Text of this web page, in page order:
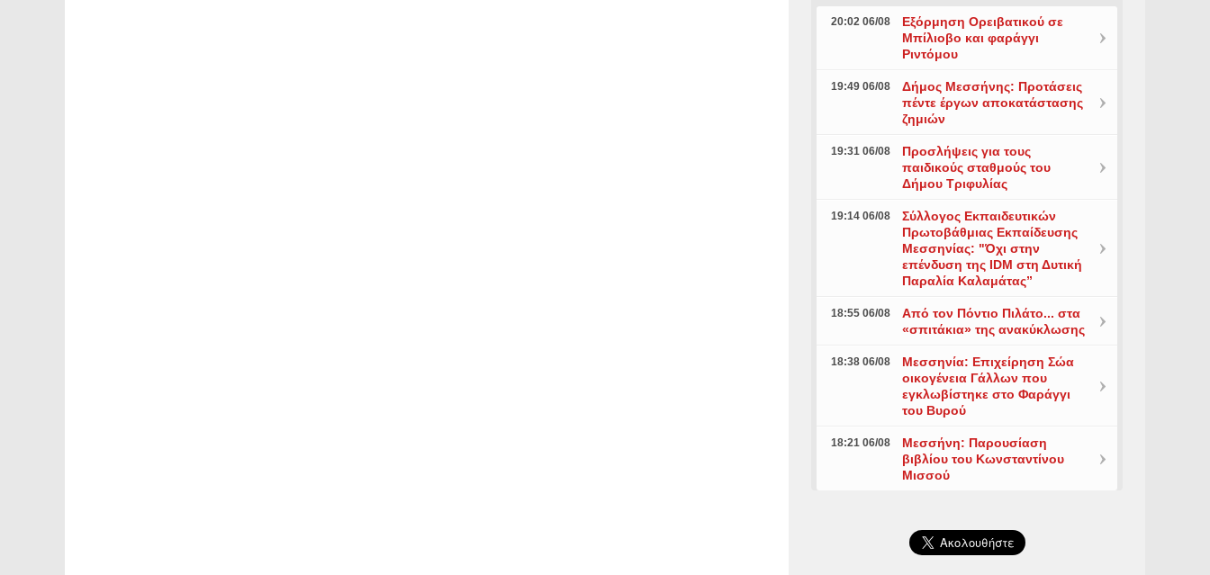
20:02 06/08
Εξόρμηση Ορειβατικού σε
Μπίλιοβο και φαράγγι
Ριντόμου
19:49 06/08
Δήμος Μεσσήνης: Προτάσεις
πέντε έργων αποκατάστασης
ζημιών
19:31 06/08
Προσλήψεις για τους
παιδικούς σταθμούς του
Δήμου Τριφυλίας
19:14 06/08
Σύλλογος Εκπαιδευτικών
Πρωτοβάθμιας Εκπαίδευσης
Μεσσηνίας: "Όχι στην
επένδυση της IDM στη Δυτική
Παραλία Καλαμάτας”
18:55 06/08
Από τον Πόντιο Πιλάτο... στα
«σπιτάκια» της ανακύκλωσης
18:38 06/08
Μεσσηνία: Επιχείρηση Σώα
οικογένεια Γάλλων που
εγκλωβίστηκε στο Φαράγγι
του Βυρού
18:21 06/08
Μεσσήνη: Παρουσίαση
βιβλίου του Κωνσταντίνου
Μισσού